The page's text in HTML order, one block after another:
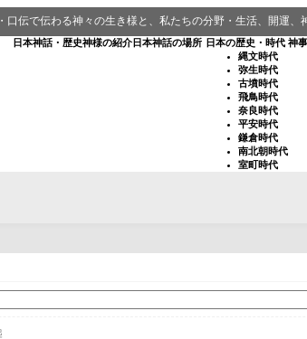
口伝で伝わる神々の生き様と、私たちの分野・生活、開運、
日本神話・歴史神様の紹介 日本神話の場所 日本の歴史・時代
縄文時代
弥生時代
古墳時代
飛鳥時代
奈良時代
平安時代
鎌倉時代
南北朝時代
室町時代
神